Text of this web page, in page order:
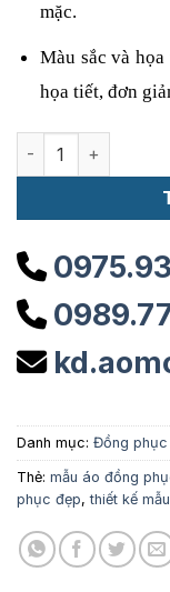
mặc.
Màu sắc và
họa tiết, đơn
Đồng phục công ty
Danh mục: Đồng
Thẻ: mẫu áo đồng
phục đẹp,thiết kế